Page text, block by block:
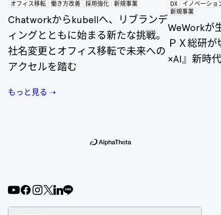
オフィス移転 働き方改善 採用強化 新規事業
Chatworkからkubellへ、リブランデ
ィングとともに始まる新たな挑戦。
社名変更とオフィス移転で未来への
アクセルを踏む
DX
イノベーショ
新規事業
WeWorkが
ＰＸ総研
×AI』新時代
もっと見る ➝